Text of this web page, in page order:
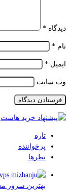
دیدگاه *
نام *
ایمیل *
وب‌ سایت
تازه
پرخواننده
نظرها
بهترین سرور